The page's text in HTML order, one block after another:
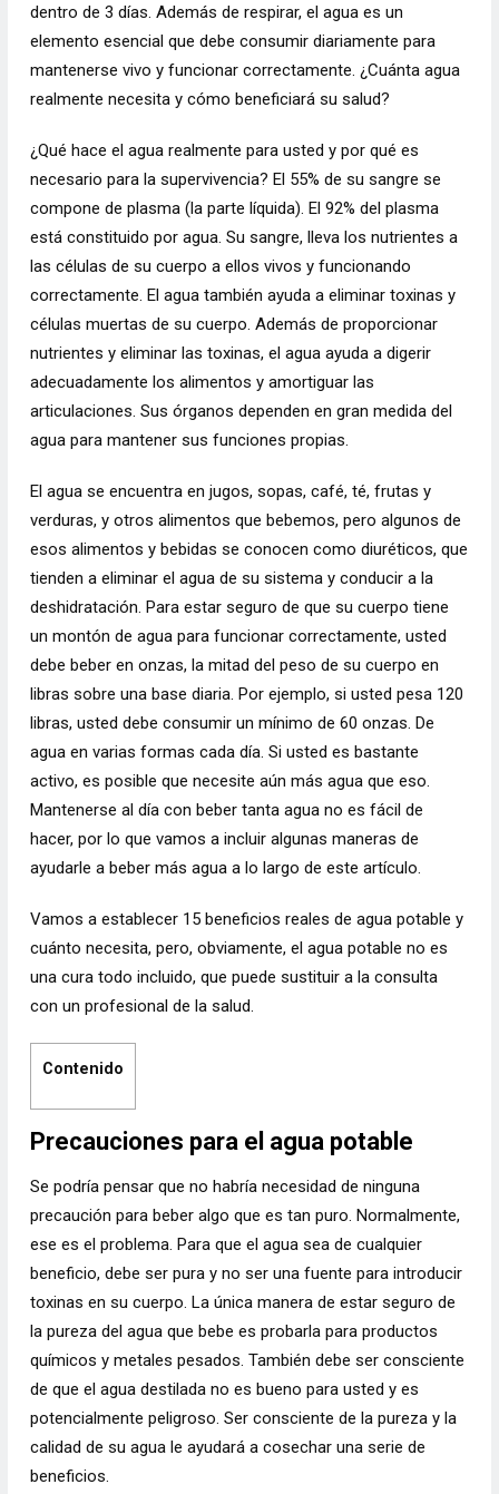
dentro de 3 días. Además de respirar, el agua es un
elemento esencial que debe consumir diariamente para
mantenerse vivo y funcionar correctamente. ¿Cuánta agua
realmente necesita y cómo beneficiará su salud?
¿Qué hace el agua realmente para usted y por qué es
necesario para la supervivencia? El 55% de su sangre se
compone de plasma (la parte líquida). El 92% del plasma
está constituido por agua. Su sangre, lleva los nutrientes a
las células de su cuerpo a ellos vivos y funcionando
correctamente. El agua también ayuda a eliminar toxinas y
células muertas de su cuerpo. Además de proporcionar
nutrientes y eliminar las toxinas, el agua ayuda a digerir
adecuadamente los alimentos y amortiguar las
articulaciones. Sus órganos dependen en gran medida del
agua para mantener sus funciones propias.
El agua se encuentra en jugos, sopas, café, té, frutas y
verduras, y otros alimentos que bebemos, pero algunos de
esos alimentos y bebidas se conocen como diuréticos, que
tienden a eliminar el agua de su sistema y conducir a la
deshidratación. Para estar seguro de que su cuerpo tiene
un montón de agua para funcionar correctamente, usted
debe beber en onzas, la mitad del peso de su cuerpo en
libras sobre una base diaria. Por ejemplo, si usted pesa 120
libras, usted debe consumir un mínimo de 60 onzas. De
agua en varias formas cada día. Si usted es bastante
activo, es posible que necesite aún más agua que eso.
Mantenerse al día con beber tanta agua no es fácil de
hacer, por lo que vamos a incluir algunas maneras de
ayudarle a beber más agua a lo largo de este artículo.
Vamos a establecer 15 beneficios reales de agua potable y
cuánto necesita, pero, obviamente, el agua potable no es
una cura todo incluido, que puede sustituir a la consulta
con un profesional de la salud.
Contenido
Precauciones para el agua potable
Se podría pensar que no habría necesidad de ninguna
precaución para beber algo que es tan puro. Normalmente,
ese es el problema. Para que el agua sea de cualquier
beneficio, debe ser pura y no ser una fuente para introducir
toxinas en su cuerpo. La única manera de estar seguro de
la pureza del agua que bebe es probarla para productos
químicos y metales pesados. También debe ser consciente
de que el agua destilada no es bueno para usted y es
potencialmente peligroso. Ser consciente de la pureza y la
calidad de su agua le ayudará a cosechar una serie de
beneficios.